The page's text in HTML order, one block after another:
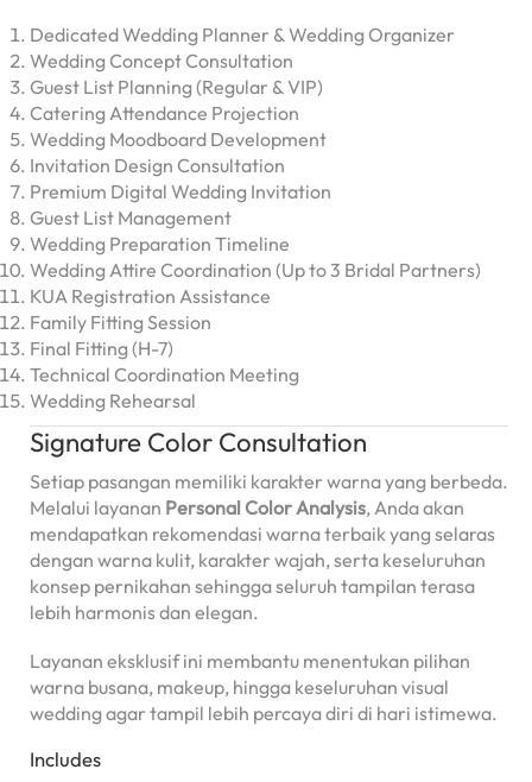
Dedicated Wedding Planner & Wedding Organizer
Wedding Concept Consultation
Guest List Planning (Regular & VIP)
Catering Attendance Projection
Wedding Moodboard Development
Invitation Design Consultation
Premium Digital Wedding Invitation
Guest List Management
Wedding Preparation Timeline
Wedding Attire Coordination (Up to 3 Bridal Partners)
KUA Registration Assistance
Family Fitting Session
Final Fitting (H-7)
Technical Coordination Meeting
Wedding Rehearsal
Signature Color Consultation
Setiap pasangan memiliki karakter warna yang berbeda.
Melalui layanan Personal Color Analysis, Anda akan
mendapatkan rekomendasi warna terbaik yang selaras
dengan warna kulit, karakter wajah, serta keseluruhan
konsep pernikahan sehingga seluruh tampilan terasa
lebih harmonis dan elegan.
Layanan eksklusif ini membantu menentukan pilihan
warna busana, makeup, hingga keseluruhan visual
wedding agar tampil lebih percaya diri di hari istimewa.
Includes